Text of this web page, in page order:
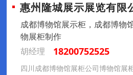
惠州隆城展示展览有限
成都博物馆展示柜，成都博物
物展柜制作
胡经理
18200752525
四川成都博物馆展柜公司博物馆展